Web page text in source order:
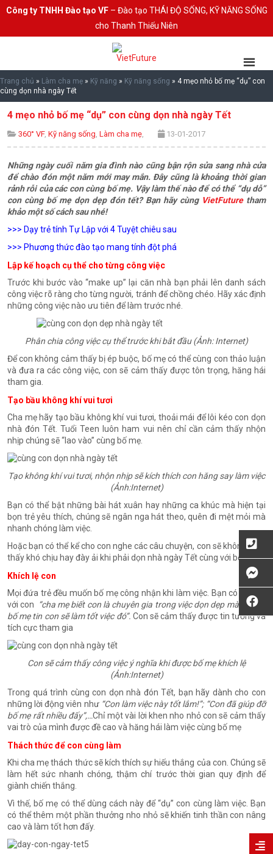
Công ty TNHH Đào tạo VF– Đào tạo THÁI ĐỘ SỐNG, KỸ NĂNG SỐNG
cho Thanh Thiếu Niên
Trang chủ » Làm cha mẹ » Kỹ năng » Kỹ năng sống » 4 mẹo nhỏ bố mẹ “dụ” con
cùng dọn nhà ngày Tết
4 mẹo nhỏ bố mẹ “dụ” con cùng dọn nhà ngày Tết
360° VF, Kỹ năng sống, Làm cha mẹ, 13-01-2017
Những ngày cuối năm gia đình nào cũng bận rộn sửa sang nhà cửa
để chào đón một năm mới may mắn. Đây cũng là khoảng thời gian
rảnh rỗi của các con cùng bố mẹ. Vậy làm thế nào để có thể “dụ dỗ”
con cùng bố mẹ dọn dẹp đón tết? Bạn hãy cùng VietFuturetham
khảo một số cách sau nhé!
>>> Dạy trẻ tính Tự Lập với 4 Tuyệt chiêu sau
>>> Phương thức đào tạo mang tính đột phá
Lập kế hoạch cụ thể cho từng công việc
Trước khi bước vào “make up” lại căn nhà bạn phải lên danh sách
công việc rõ ràng cho từng người, tránh để chồng chéo. Hãy xác định
những công việc nào ưu tiên để làm trước nhé.
Phân chia công việc cụ thể trước khi bắt đầu (Ảnh: Internet)
Để con không cảm thấy bị ép buộc, bố mẹ có thể cùng con thảo luận
và đưa ra các công việc, con sẽ cảm thấy được tôn trọng, hăng hái
tham gia.
Tạo bầu không khí vui tươi
Cha mẹ hãy tạo bầu không khí vui tươi, thoải mái để lôi kéo con dọn
nhà đón Tết. Tuổi Teen luôn ham vui nên chỉ cần cảm thấy nhộn
nhịp chúng sẽ “lao vào” cùng bố mẹ.
Tạo không khí vui tươi, nhộn nhịp sẽ kích thích con hăng say làm việc
(Ảnh:Internet)
Bạn có thể bật những bài hát xuân hay những ca khúc mà hiện tại
bọn trẻ yêu thích, chúng sẽ ngân nga hát theo, quên đi mệt mỏi mà
nhanh chóng làm việc.
Hoặc bạn có thể kể cho con nghe các câu chuyện, con sẽ không cảm
thấy khó chịu hay đày ải khi phải dọn nhà ngày Tết cùng với bố mẹ
Khích lệ con
Mọi đứa trẻ đều muốn bố mẹ công nhận khi làm việc. Bạn có thể nói
với con
“cha mẹ biết con là chuyên gia trong việc dọn dẹp mà” hoặc”
bố mẹ tin con sẽ làm tốt việc đó”. Con sẽ cảm thấy được tin tưởng và
tích cực tham gia
Con sẽ cảm thấy công việc ý nghĩa khi được bố mẹ khích lệ
(Ảnh:Internet)
Trong quá trình cùng con dọn nhà đón Tết, bạn hãy dành cho con
những lời động viên như “Con làm việc này tốt lắm!”; “Con đã giúp đỡ
bố mẹ rất nhiều đấy”,…Chỉ một vài lời khen nho nhỏ con sẽ cảm thấy
vai trò của mình được đề cao và hăng hái làm việc cùng bố mẹ
Thách thức để con cùng làm
Khi cha mẹ thách thức sẽ kích thích sự hiếu thắng của con. Chúng sẽ
làm hết sức nhanh chóng, thậm chí trước thời gian quy định để
giành chiến thắng.
Vì thế, bố mẹ có thể dùng cách này để “dụ” con cùng làm việc. Bạn
có thể thêm một phần thưởng nho nhỏ sẽ khiến tinh thần con nâng
cao và làm tốt hơn đấy.